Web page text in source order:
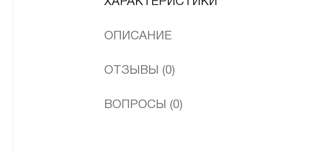
ОПИСАНИЕ
ОТЗЫВЫ (0)
ВОПРОСЫ (0)